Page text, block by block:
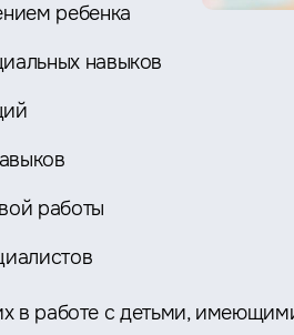
ребенка
навыков
работы
в работе с детьми,